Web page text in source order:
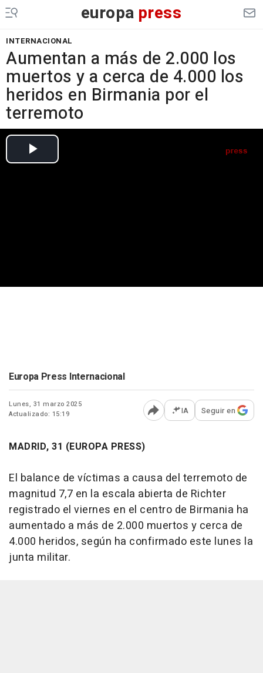
europa press
INTERNACIONAL
Aumentan a más de 2.000 los
muertos y a cerca de 4.000 los
heridos en Birmania por el
terremoto
Europa Press Internacional
Lunes, 31 marzo 2025
Actualizado: 15:19
Abrir opciones para
IA Seguir en
MADRID, 31 (EUROPA PRESS)
El balance de víctimas a causa del terremoto de
magnitud 7,7 en la escala abierta de Richter
registrado el viernes en el centro de Birmania ha
aumentado a más de 2.000 muertos y cerca de
4.000 heridos, según ha confirmado este lunes la
junta militar.